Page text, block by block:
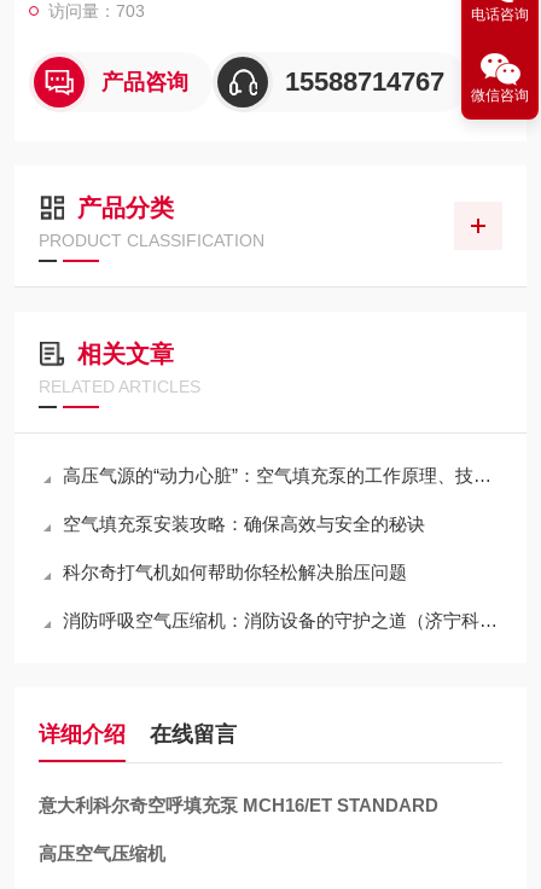
访问量：703
产品咨询 15588714767
产品分类
PRODUCT CLASSIFICATION
相关文章
RELATED ARTICLES
高压气源的“动力心脏”：空气填充泵的工作原理、技术分类与全域应用
空气填充泵安装攻略：确保高效与安全的秘诀
科尔奇打气机如何帮助你轻松解决胎压问题
消防呼吸空气压缩机：消防设备的守护之道（济宁科尔奇原创作品，侵权必究）
详细介绍 在线留言
意大利科尔奇空呼填充泵 MCH16/ET STANDARD
高压空气压缩机
电话咨询
微信咨询